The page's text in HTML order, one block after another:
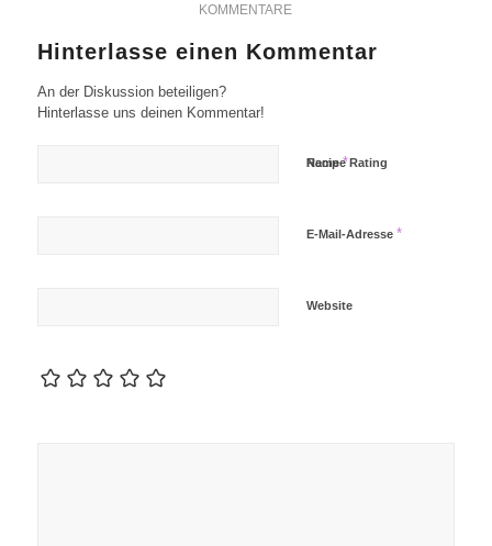
KOMMENTARE
Hinterlasse einen Kommentar
An der Diskussion beteiligen?
Hinterlasse uns deinen Kommentar!
Name*
E-Mail-Adresse *
Website
Recipe Rating